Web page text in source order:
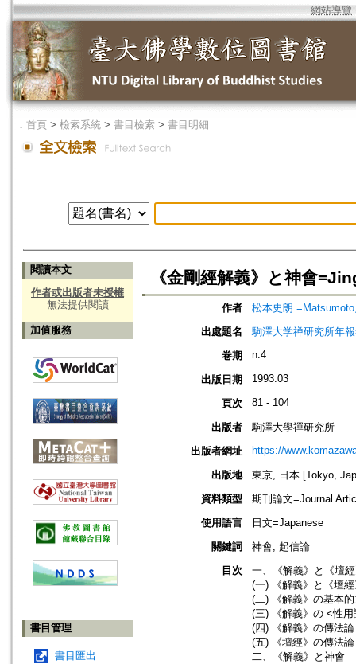
網站導覽
． 首頁 > 檢索系統 > 書目檢索 > 書目明細
閱讀本文
作者或出版者未授權
無法提供閱讀
加值服務
書目管理
書目匯出
《金剛經解義》と神會
作者
松本史朗
出處題名
駒澤大学禅研究所年
卷期
n.4
出版日期 1993.03
頁次 81 - 104
出版者
駒澤大學禪研究所
出版者網址
https://
出版地
東京, 日本 [Tokyo,
資料類型
期刊論文=Journal
使用語言
日文=Japanese
關鍵詞
神會; 起信論
目次
一、《解義》と《壇
(一) 《解義》と《壇
(二) 《解義》の基本
(三) 《解義》の <性用
(四) 《解義》の傳法論
(五) 《壇經》の傳法論
二、《解義》と神會